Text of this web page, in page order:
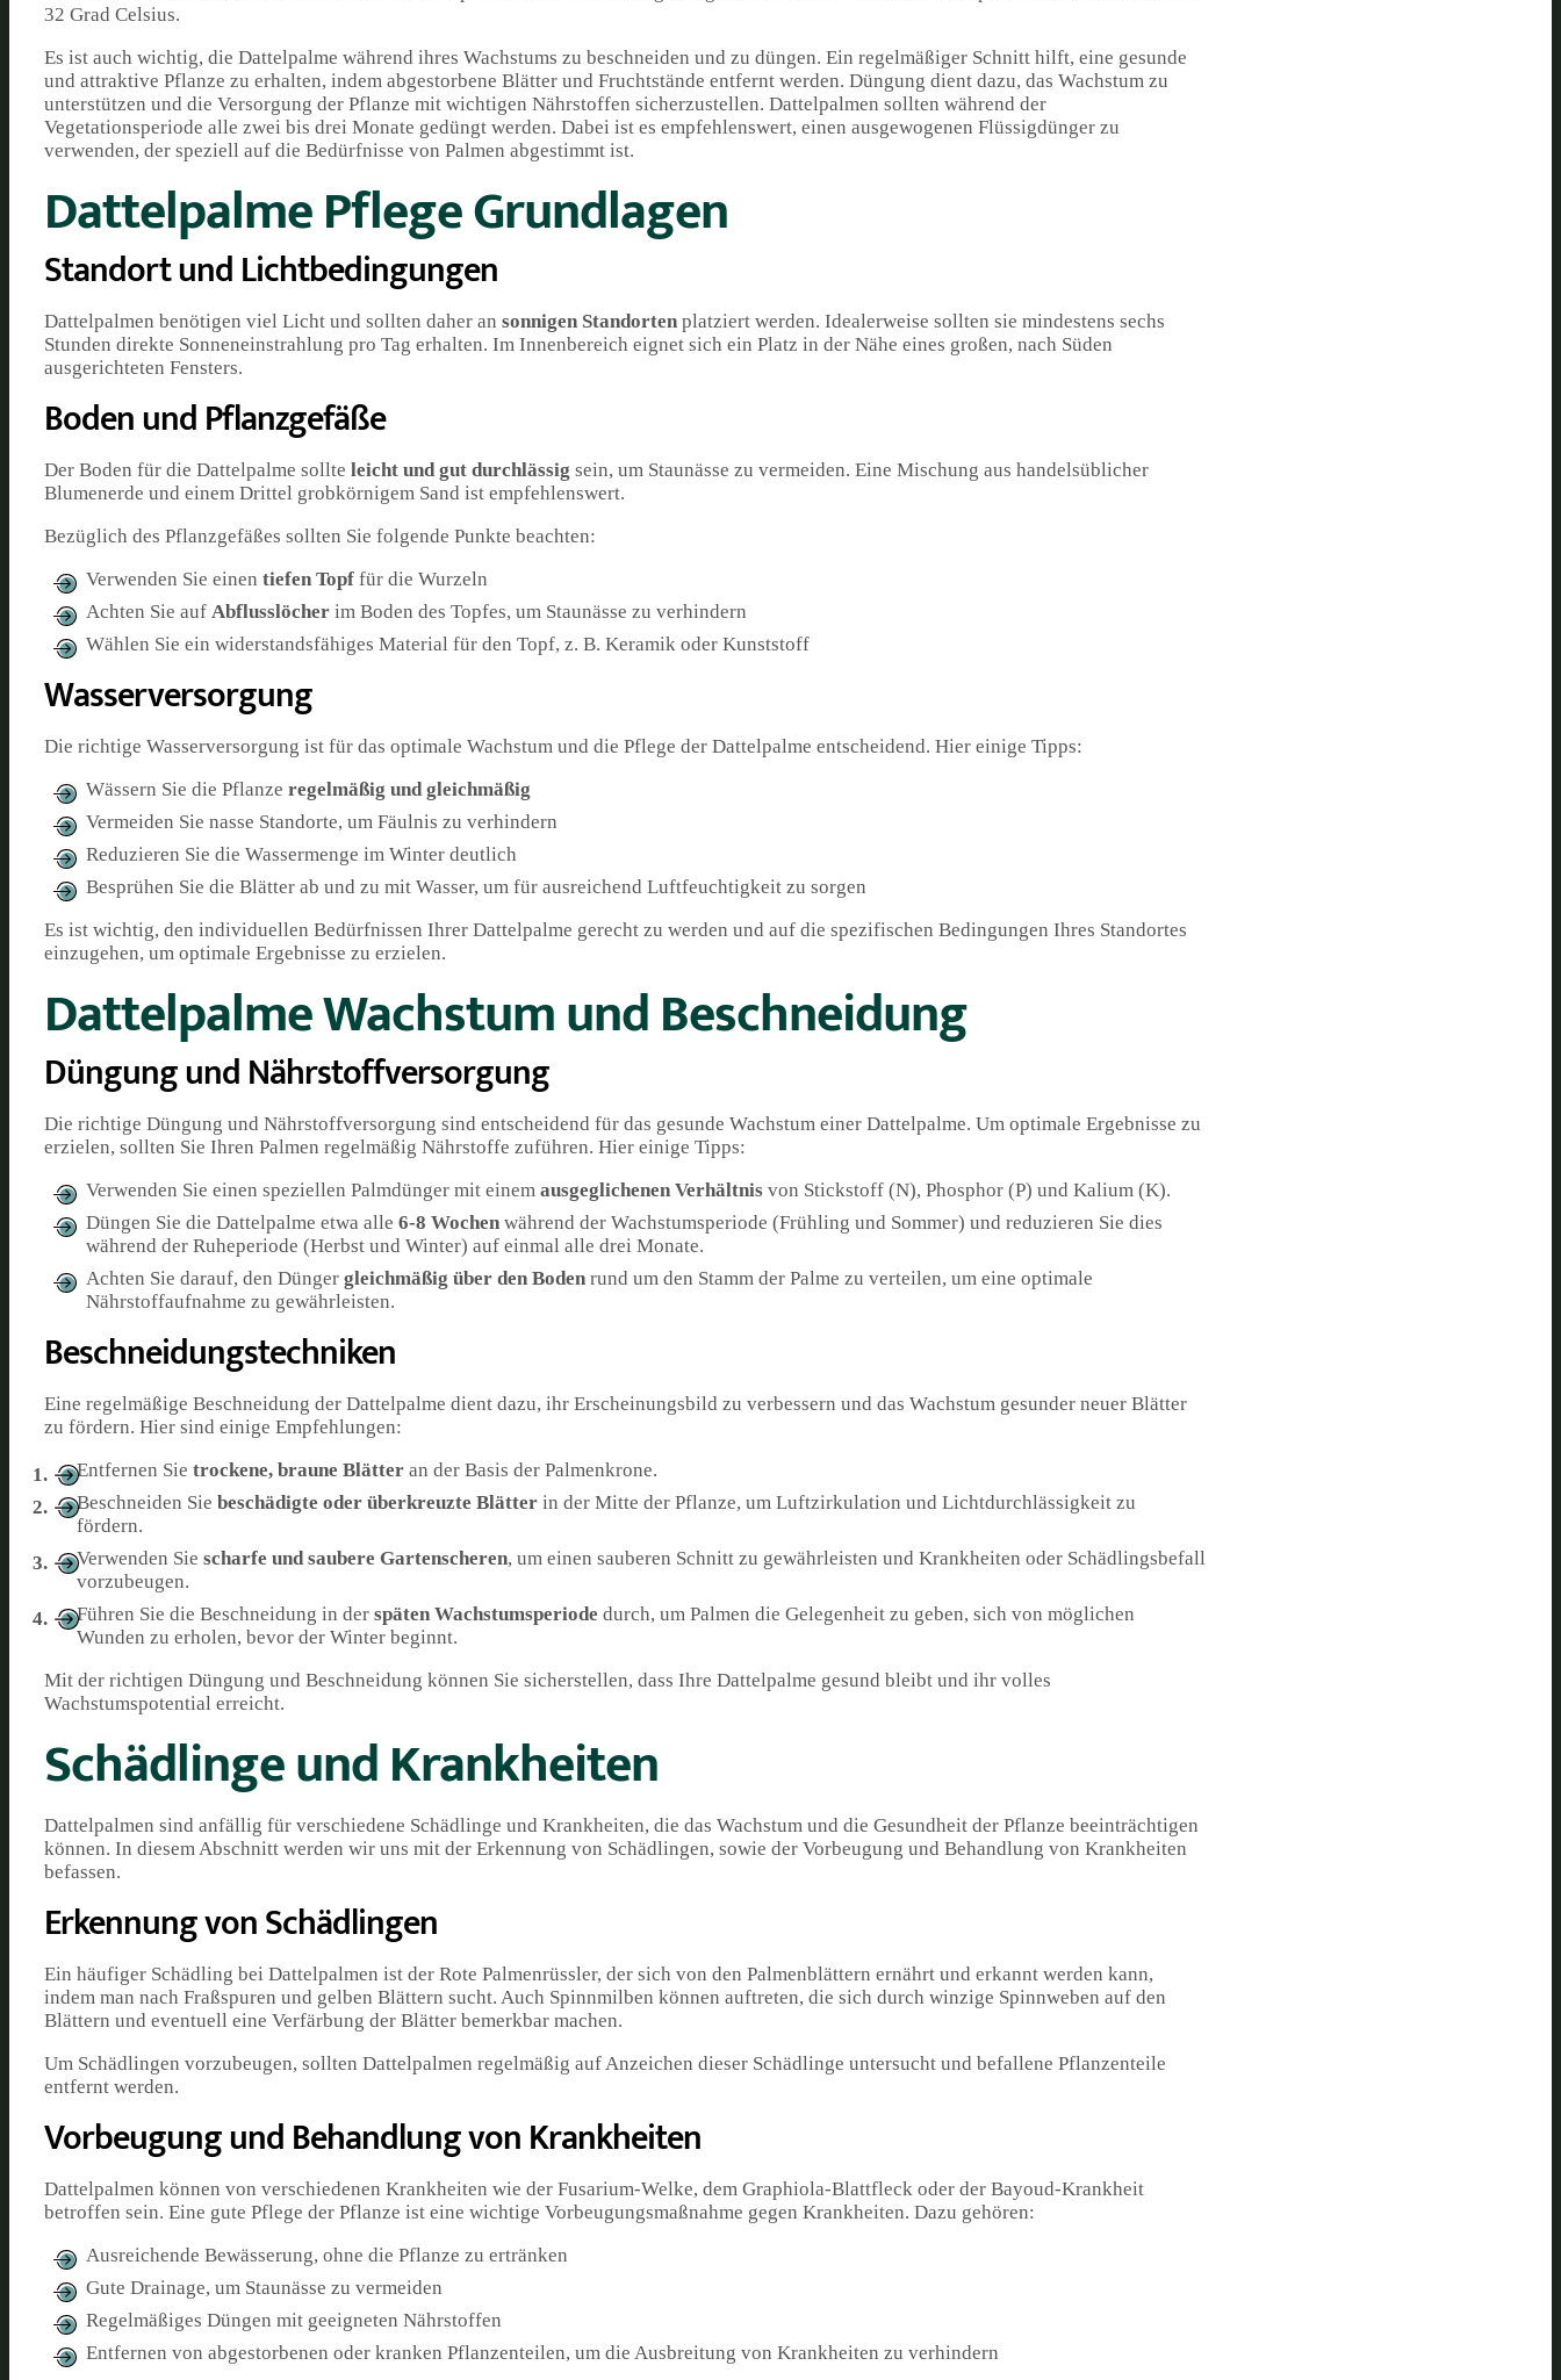
32 Grad Celsius.
Es ist auch wichtig, die Dattelpalme während ihres Wachstums zu beschneiden und zu düngen. Ein regelmäßiger Schnitt hilft, eine gesunde
und attraktive Pflanze zu erhalten, indem abgestorbene Blätter und Fruchtstände entfernt werden. Düngung dient dazu, das Wachstum zu
unterstützen und die Versorgung der Pflanze mit wichtigen Nährstoffen sicherzustellen. Dattelpalmen sollten während der
Vegetationsperiode alle zwei bis drei Monate gedüngt werden. Dabei ist es empfehlenswert, einen ausgewogenen Flüssigdünger zu
verwenden, der speziell auf die Bedürfnisse von Palmen abgestimmt ist.
Dattelpalme Pflege Grundlagen
Standort und Lichtbedingungen
Dattelpalmen benötigen viel Licht und sollten daher an sonnigen Standorten platziert werden. Idealerweise sollten sie mindestens sechs
Stunden direkte Sonneneinstrahlung pro Tag erhalten. Im Innenbereich eignet sich ein Platz in der Nähe eines großen, nach Süden
ausgerichteten Fensters.
Boden und Pflanzgefäße
Der Boden für die Dattelpalme sollte leicht und gut durchlässig sein, um Staunässe zu vermeiden. Eine Mischung aus handelsüblicher
Blumenerde und einem Drittel grobkörnigem Sand ist empfehlenswert.
Bezüglich des Pflanzgefäßes sollten Sie folgende Punkte beachten:
Verwenden Sie einen tiefen Topf für die Wurzeln
Achten Sie auf Abflusslöcher im Boden des Topfes, um Staunässe zu verhindern
Wählen Sie ein widerstandsfähiges Material für den Topf, z. B. Keramik oder Kunststoff
Wasserversorgung
Die richtige Wasserversorgung ist für das optimale Wachstum und die Pflege der Dattelpalme entscheidend. Hier einige Tipps:
Wässern Sie die Pflanze regelmäßig und gleichmäßig
Vermeiden Sie nasse Standorte, um Fäulnis zu verhindern
Reduzieren Sie die Wassermenge im Winter deutlich
Besprühen Sie die Blätter ab und zu mit Wasser, um für ausreichend Luftfeuchtigkeit zu sorgen
Es ist wichtig, den individuellen Bedürfnissen Ihrer Dattelpalme gerecht zu werden und auf die spezifischen Bedingungen Ihres Standortes
einzugehen, um optimale Ergebnisse zu erzielen.
Dattelpalme Wachstum und Beschneidung
Düngung und Nährstoffversorgung
Die richtige Düngung und Nährstoffversorgung sind entscheidend für das gesunde Wachstum einer Dattelpalme. Um optimale Ergebnisse zu
erzielen, sollten Sie Ihren Palmen regelmäßig Nährstoffe zuführen. Hier einige Tipps:
Verwenden Sie einen speziellen Palmdünger mit einem ausgeglichenen Verhältnis von Stickstoff (N), Phosphor (P) und Kalium (K).
Düngen Sie die Dattelpalme etwa alle 6-8 Wochen während der Wachstumsperiode (Frühling und Sommer) und reduzieren Sie dies
während der Ruheperiode (Herbst und Winter) auf einmal alle drei Monate.
Achten Sie darauf, den Dünger gleichmäßig über den Boden rund um den Stamm der Palme zu verteilen, um eine optimale
Nährstoffaufnahme zu gewährleisten.
Beschneidungstechniken
Eine regelmäßige Beschneidung der Dattelpalme dient dazu, ihr Erscheinungsbild zu verbessern und das Wachstum gesunder neuer Blätter
zu fördern. Hier sind einige Empfehlungen:
Entfernen Sie trockene, braune Blätter an der Basis der Palmenkrone.
Beschneiden Sie beschädigte oder überkreuzte Blätter in der Mitte der Pflanze, um Luftzirkulation und Lichtdurchlässigkeit zu
fördern.
Verwenden Sie scharfe und saubere Gartenscheren, um einen sauberen Schnitt zu gewährleisten und Krankheiten oder Schädlingsbefall
vorzubeugen.
Führen Sie die Beschneidung in der späten Wachstumsperiode durch, um Palmen die Gelegenheit zu geben, sich von möglichen
Wunden zu erholen, bevor der Winter beginnt.
Mit der richtigen Düngung und Beschneidung können Sie sicherstellen, dass Ihre Dattelpalme gesund bleibt und ihr volles
Wachstumspotential erreicht.
Schädlinge und Krankheiten
Dattelpalmen sind anfällig für verschiedene Schädlinge und Krankheiten, die das Wachstum und die Gesundheit der Pflanze beeinträchtigen
können. In diesem Abschnitt werden wir uns mit der Erkennung von Schädlingen, sowie der Vorbeugung und Behandlung von Krankheiten
befassen.
Erkennung von Schädlingen
Ein häufiger Schädling bei Dattelpalmen ist der Rote Palmenrüssler, der sich von den Palmenblättern ernährt und erkannt werden kann,
indem man nach Fraßspuren und gelben Blättern sucht. Auch Spinnmilben können auftreten, die sich durch winzige Spinnweben auf den
Blättern und eventuell eine Verfärbung der Blätter bemerkbar machen.
Um Schädlingen vorzubeugen, sollten Dattelpalmen regelmäßig auf Anzeichen dieser Schädlinge untersucht und befallene Pflanzenteile
entfernt werden.
Vorbeugung und Behandlung von Krankheiten
Dattelpalmen können von verschiedenen Krankheiten wie der Fusarium-Welke, dem Graphiola-Blattfleck oder der Bayoud-Krankheit
betroffen sein. Eine gute Pflege der Pflanze ist eine wichtige Vorbeugungsmaßnahme gegen Krankheiten. Dazu gehören:
Ausreichende Bewässerung, ohne die Pflanze zu ertränken
Gute Drainage, um Staunässe zu vermeiden
Regelmäßiges Düngen mit geeigneten Nährstoffen
Entfernen von abgestorbenen oder kranken Pflanzenteilen, um die Ausbreitung von Krankheiten zu verhindern